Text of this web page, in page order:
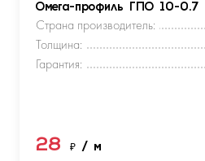
Омега-профиль ГПО 10-0.7
Страна производитель:
Толщина:
Гарантия:
28 ₽ / м